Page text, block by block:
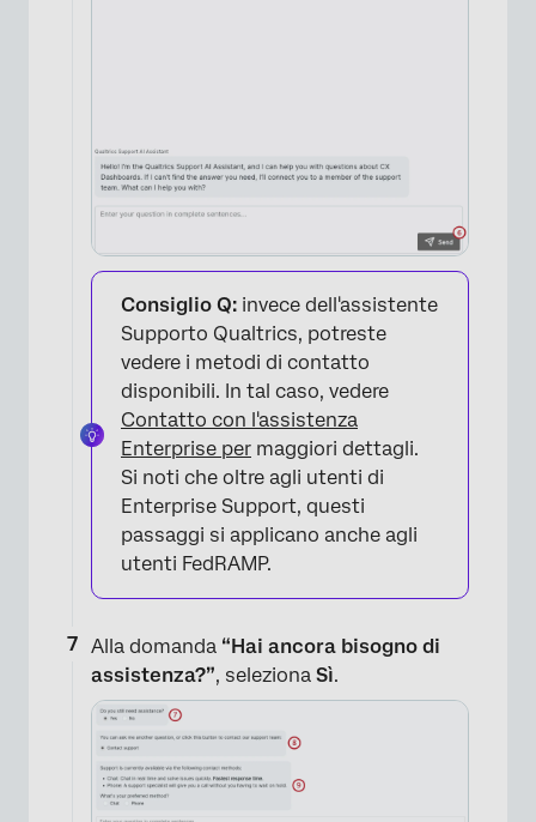
Consiglio Q: invece dell'assistente
Supporto Qualtrics, potreste
vedere i metodi di contatto
disponibili. In tal caso, vedere
Contatto con l'assistenza
Enterprise per maggiori dettagli.
Si noti che oltre agli utenti di
Enterprise Support, questi
passaggi si applicano anche agli
utenti FedRAMP.
Alla domanda “Hai ancora bisogno di
assistenza?”, seleziona Sì.